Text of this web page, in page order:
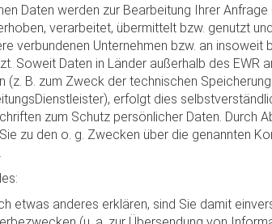
Daten werden zur Bearbeitung Ihrer
verarbeitet, übermittelt bzw. genutzt
verbundenen Unternehmen bzw. an insoweit
Soweit Daten in Länder außerhalb des EWR
(z. B. zum Zweck der technischen
erfolgt dies
zum Schutz persönlicher Daten. Durch
zu den o. g. Zwecken über die genannten
etwas anderes erklären, sind Sie damit